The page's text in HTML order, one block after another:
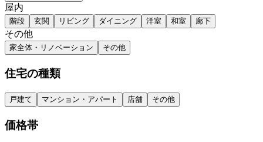
屋内
階段 玄関 リビング ダイニング 洋室 和室 廊下
その他
家全体・リノベーション その他
住宅の種類
戸建て マンション・アパート 店舗 その他
価格帯